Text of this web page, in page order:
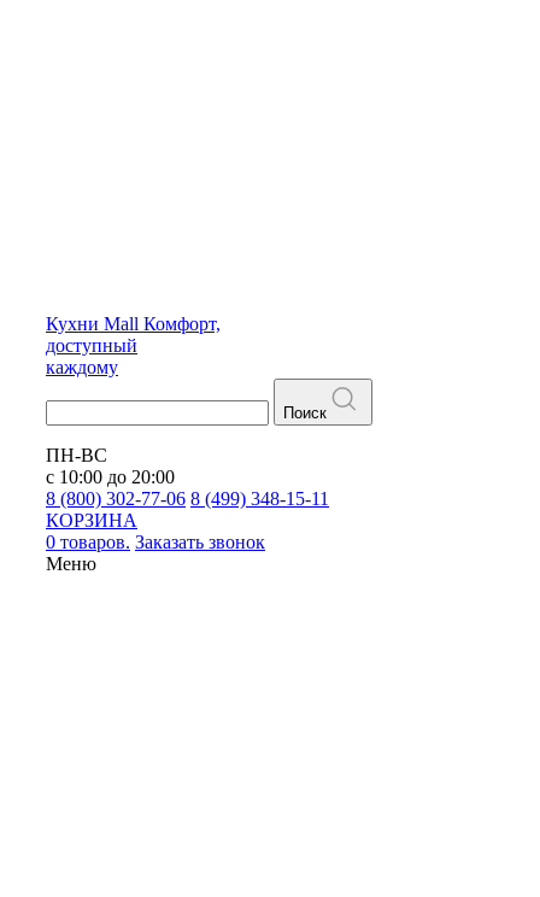
Кухни Mall Комфорт,
доступный
каждому
Поиск
ПН-ВС
с 10:00 до 20:00
8 (800) 302-77-06 8 (499) 348-15-11
КОРЗИНА
0 товаров. Заказать звонок
Меню